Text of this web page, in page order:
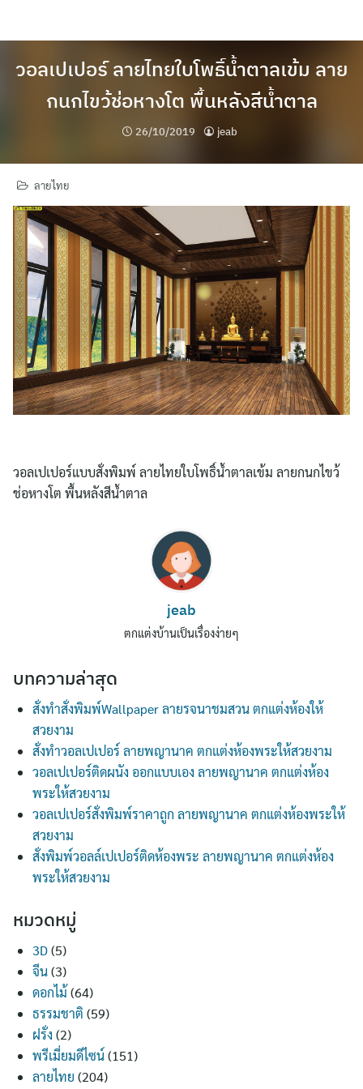
วอลเปเปอร์ ลายไทยใบโพธิ์น้ำตาลเข้ม ลาย
กนกไขว้ช่อหางโต พื้นหลังสีน้ำตาล
26/10/2019 jeab
ลายไทย
วอลเปเปอร์แบบสั่งพิมพ์ ลายไทยใบโพธิ์น้ำตาลเข้ม ลายกนกไขว้
ช่อหางโต พื้นหลังสีน้ำตาล
jeab
ตกแต่งบ้านเป็นเรื่องง่ายๆ
บทความล่าสุด
สั่งทำสั่งพิมพ์Wallpaper ลายรจนาชมสวน ตกแต่งห้องให้
สวยงาม
สั่งทำวอลเปเปอร์ ลายพญานาค ตกแต่งห้องพระให้สวยงาม
วอลเปเปอร์ติดผนัง ออกแบบเอง ลายพญานาค ตกแต่งห้อง
พระให้สวยงาม
วอลเปเปอร์สั่งพิมพ์ราคาถูก ลายพญานาค ตกแต่งห้องพระให้
สวยงาม
สั่งพิมพ์วอลล์เปเปอร์ติดห้องพระ ลายพญานาค ตกแต่งห้อง
พระให้สวยงาม
หมวดหมู่
3D(5)
จีน(3)
ดอกไม้ (64)
ธรรมชาติ (59)
ฝรั่ง (2)
พรีเมี่ยมดีไซน์(151)
ลายไทย (204)